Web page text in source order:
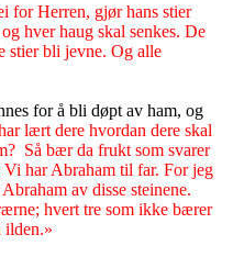
for Herren, gjør hans stier
hver haug skal senkes. De
stier bli jevne. Og alle
for å bli døpt av ham, og
lært dere hvordan dere skal
Så bær da frukt som svarer
har Abraham til far. For jeg
av disse steinene.
hvert tre som ikke bærer
ilden.»